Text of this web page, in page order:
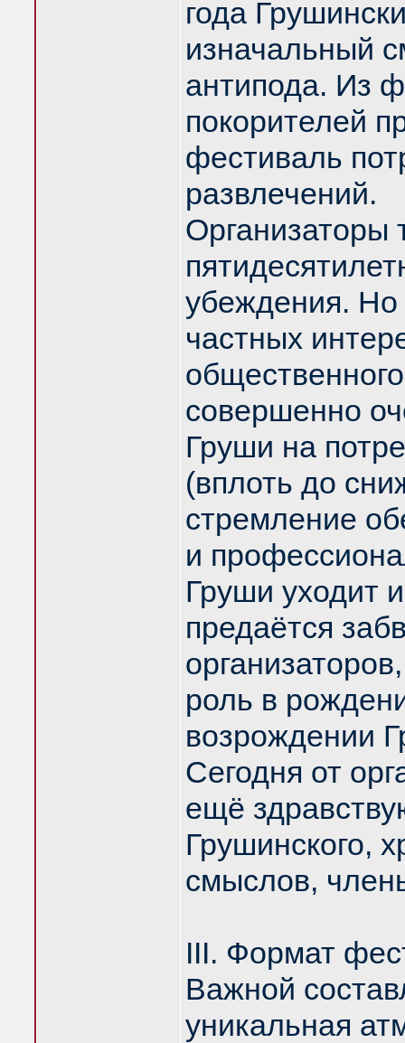
года
изначальный
антипода. Из
покорителей
фестиваль
развлечений.
Организаторы
убеждения. Но
частных
совершенно
Груши на
(вплоть до
стремление
и
Груши уходит
предаётся
роль в
возрождении
Сегодня от
ещё
Грушинского,
смыслов,
III. Формат
Важной
уникальная